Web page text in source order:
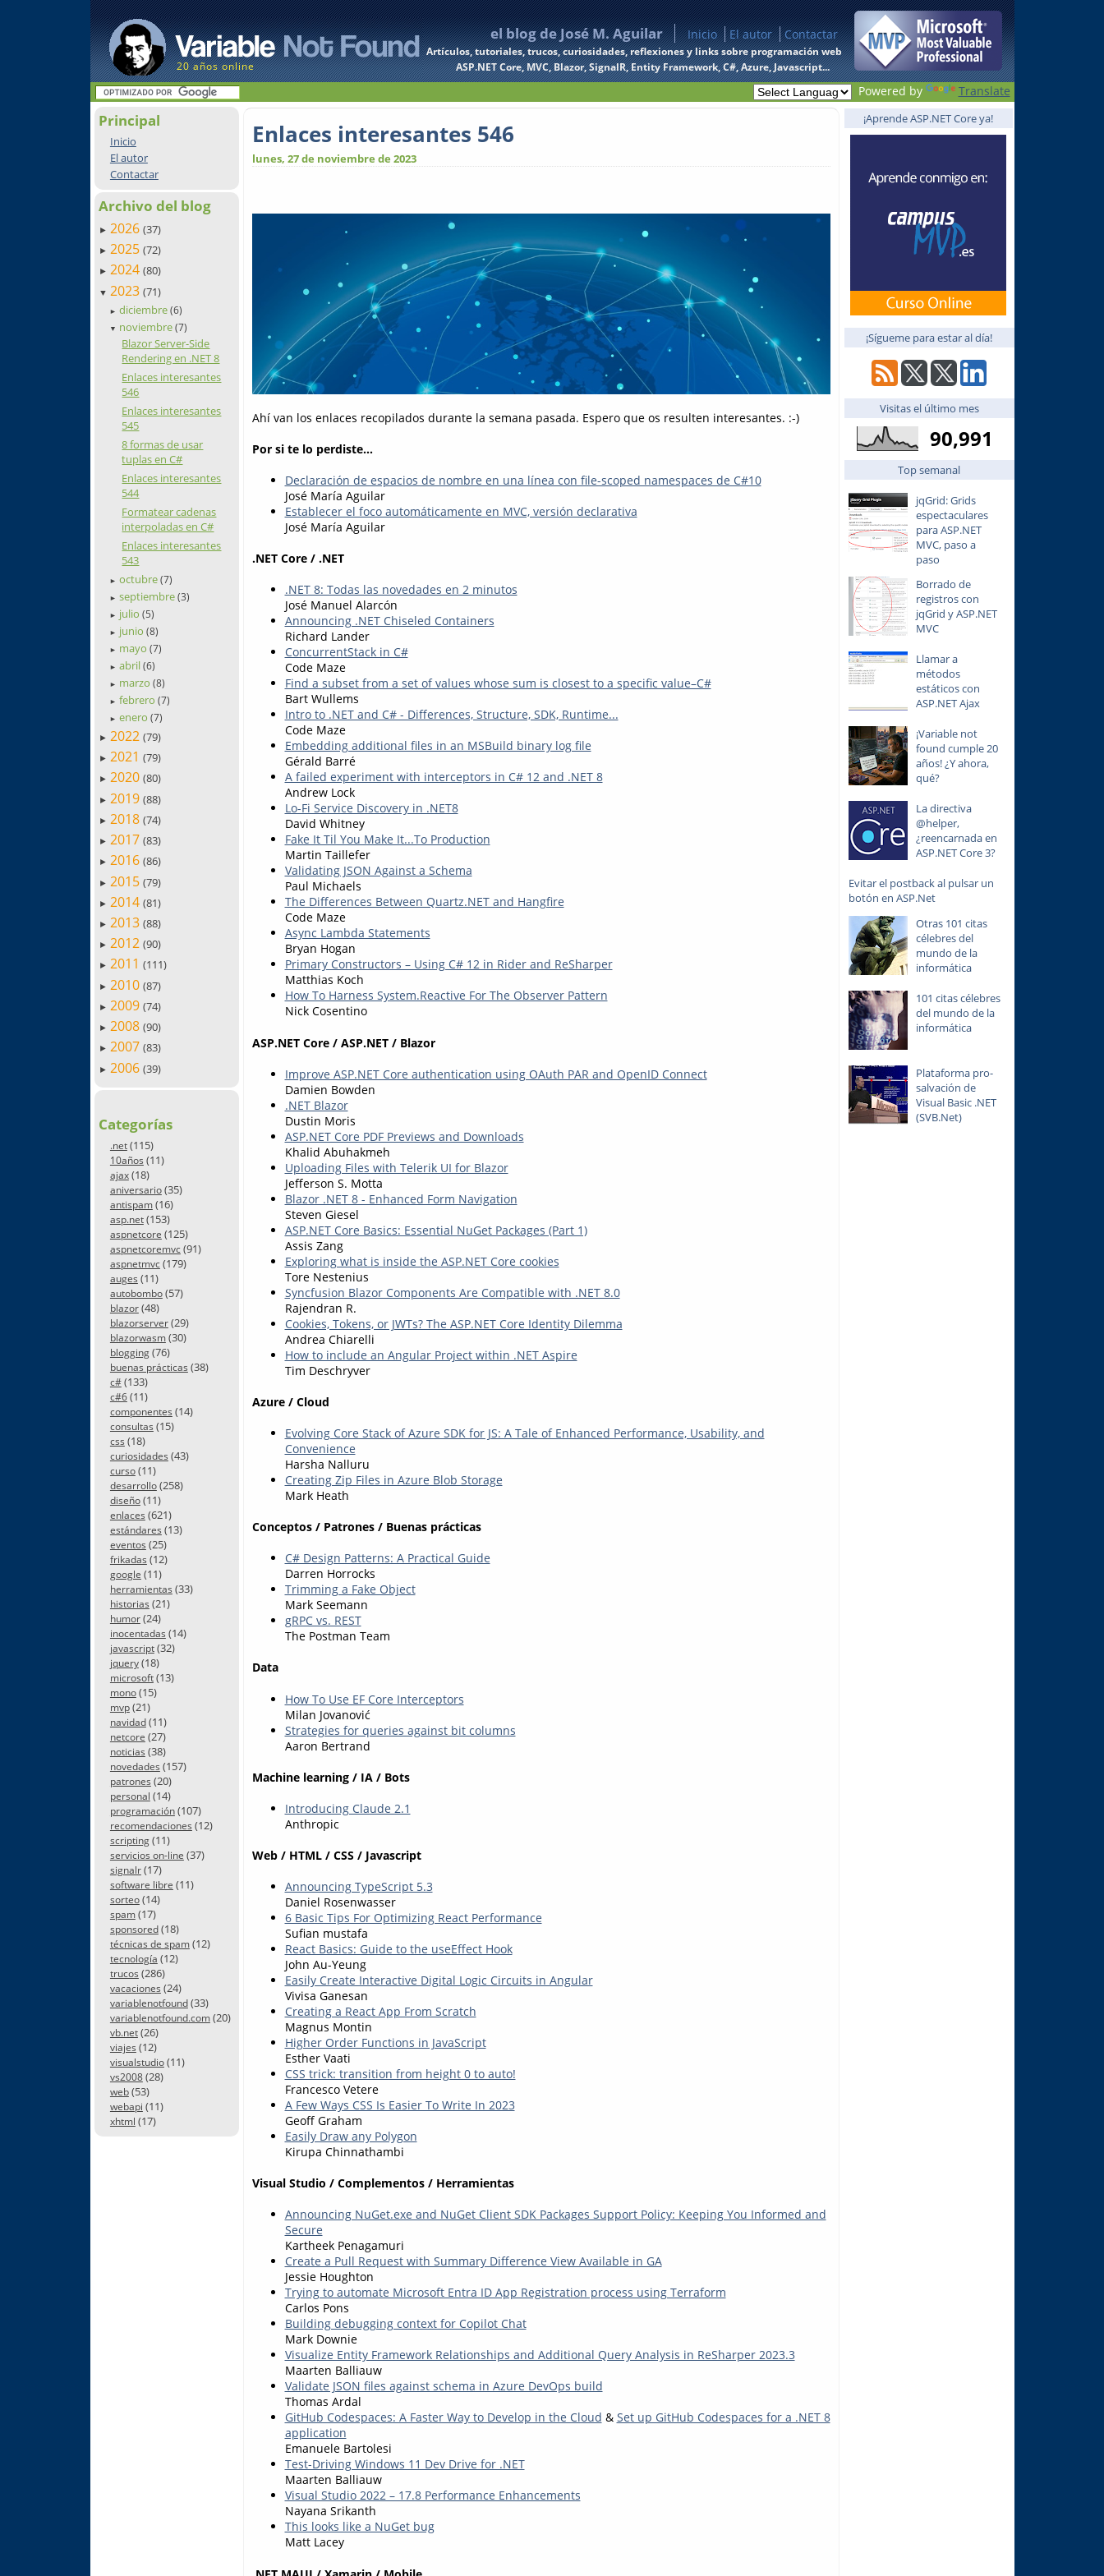
20 años online
el blog de José M. Aguilar Inicio El autor Contactar
Artículos, tutoriales, trucos, curiosidades, reflexiones y links sobre programación web
ASP.NET Core, MVC, Blazor, SignalR, Entity Framework, C#, Azure, Javascript...
Powered by Translate
Principal
Inicio
El autor
Contactar
Archivo del blog
► 2026 (37)
► 2025 (72)
► 2024 (80)
▼ 2023 (71)
► diciembre(6)
▼ noviembre(7)
Blazor Server-Side
Rendering en .NET 8
Enlaces interesantes
546
Enlaces interesantes
545
8 formas de usar
tuplas en C#
Enlaces interesantes
544
Formatear cadenas
interpoladas en C#
Enlaces interesantes
543
► octubre(7)
► septiembre(3)
► julio(5)
► junio(8)
► mayo(7)
► abril(6)
► marzo(8)
► febrero(7)
► enero(7)
► 2022 (79)
► 2021 (79)
► 2020 (80)
► 2019 (88)
► 2018 (74)
► 2017 (83)
► 2016 (86)
► 2015 (79)
► 2014 (81)
► 2013 (88)
► 2012 (90)
► 2011 (111)
► 2010 (87)
► 2009 (74)
► 2008 (90)
► 2007 (83)
► 2006 (39)
Categorías
.net(115)
10años (11)
ajax(18)
aniversario(35)
antispam(16)
asp.net(153)
aspnetcore (125)
aspnetcoremvc(91)
aspnetmvc(179)
auges (11)
autobombo(57)
blazor(48)
blazorserver(29)
blazorwasm(30)
blogging(76)
buenas prácticas (38)
c#(133)
c#6(11)
componentes (14)
consultas (15)
css (18)
curiosidades (43)
curso(11)
desarrollo(258)
diseño(11)
enlaces (621)
estándares (13)
eventos (25)
frikadas (12)
google (11)
herramientas (33)
historias (21)
humor(24)
inocentadas (14)
javascript(32)
jquery(18)
microsoft(13)
mono(15)
mvp(21)
navidad(11)
netcore (27)
noticias (38)
novedades (157)
patrones (20)
personal (14)
programación(107)
recomendaciones (12)
scripting(11)
servicios on-line (37)
signalr(17)
software libre (11)
sorteo(14)
spam(17)
sponsored(18)
técnicas de spam(12)
tecnología (12)
trucos (286)
vacaciones (24)
variablenotfound(33)
variablenotfound.com(20)
vb.net(26)
viajes (12)
visualstudio(11)
vs2008(28)
web(53)
webapi (11)
xhtml (17)
Enlaces interesantes 546
lunes, 27 de noviembre de 2023
Ahí van los enlaces recopilados durante la semana pasada. Espero que os resulten interesantes. :-)
Por si te lo perdiste...
Declaración de espacios de nombre en una línea con file-scoped namespaces de C#10
José María Aguilar
Establecer el foco automáticamente en MVC, versión declarativa
José María Aguilar
.NET Core / .NET
.NET 8: Todas las novedades en 2 minutos
José Manuel Alarcón
Announcing .NET Chiseled Containers
Richard Lander
ConcurrentStack in C#
Code Maze
Find a subset from a set of values whose sum is closest to a specific value–C#
Bart Wullems
Intro to .NET and C# - Differences, Structure, SDK, Runtime...
Code Maze
Embedding additional files in an MSBuild binary log file
Gérald Barré
A failed experiment with interceptors in C# 12 and .NET 8
Andrew Lock
Lo-Fi Service Discovery in .NET8
David Whitney
Fake It Til You Make It...To Production
Martin Taillefer
Validating JSON Against a Schema
Paul Michaels
The Differences Between Quartz.NET and Hangfire
Code Maze
Async Lambda Statements
Bryan Hogan
Primary Constructors – Using C# 12 in Rider and ReSharper
Matthias Koch
How To Harness System.Reactive For The Observer Pattern
Nick Cosentino
ASP.NET Core / ASP.NET / Blazor
Improve ASP.NET Core authentication using OAuth PAR and OpenID Connect
Damien Bowden
.NET Blazor
Dustin Moris
ASP.NET Core PDF Previews and Downloads
Khalid Abuhakmeh
Uploading Files with Telerik UI for Blazor
Jefferson S. Motta
Blazor .NET 8 - Enhanced Form Navigation
Steven Giesel
ASP.NET Core Basics: Essential NuGet Packages (Part 1)
Assis Zang
Exploring what is inside the ASP.NET Core cookies
Tore Nestenius
Syncfusion Blazor Components Are Compatible with .NET 8.0
Rajendran R.
Cookies, Tokens, or JWTs? The ASP.NET Core Identity Dilemma
Andrea Chiarelli
How to include an Angular Project within .NET Aspire
Tim Deschryver
Azure / Cloud
Evolving Core Stack of Azure SDK for JS: A Tale of Enhanced Performance, Usability, and
Convenience
Harsha Nalluru
Creating Zip Files in Azure Blob Storage
Mark Heath
Conceptos / Patrones / Buenas prácticas
C# Design Patterns: A Practical Guide
Darren Horrocks
Trimming a Fake Object
Mark Seemann
gRPC vs. REST
The Postman Team
Data
How To Use EF Core Interceptors
Milan Jovanović
Strategies for queries against bit columns
Aaron Bertrand
Machine learning / IA / Bots
Introducing Claude 2.1
Anthropic
Web / HTML / CSS / Javascript
Announcing TypeScript 5.3
Daniel Rosenwasser
6 Basic Tips For Optimizing React Performance
Sufian mustafa
React Basics: Guide to the useEffect Hook
John Au-Yeung
Easily Create Interactive Digital Logic Circuits in Angular
Vivisa Ganesan
Creating a React App From Scratch
Magnus Montin
Higher Order Functions in JavaScript
Esther Vaati
CSS trick: transition from height 0 to auto!
Francesco Vetere
A Few Ways CSS Is Easier To Write In 2023
Geoff Graham
Easily Draw any Polygon
Kirupa Chinnathambi
Visual Studio / Complementos / Herramientas
Announcing NuGet.exe and NuGet Client SDK Packages Support Policy: Keeping You Informed and
Secure
Kartheek Penagamuri
Create a Pull Request with Summary Difference View Available in GA
Jessie Houghton
Trying to automate Microsoft Entra ID App Registration process using Terraform
Carlos Pons
Building debugging context for Copilot Chat
Mark Downie
Visualize Entity Framework Relationships and Additional Query Analysis in ReSharper 2023.3
Maarten Balliauw
Validate JSON files against schema in Azure DevOps build
Thomas Ardal
GitHub Codespaces: A Faster Way to Develop in the Cloud & Set up GitHub Codespaces for a .NET 8
application
Emanuele Bartolesi
Test-Driving Windows 11 Dev Drive for .NET
Maarten Balliauw
Visual Studio 2022 – 17.8 Performance Enhancements
Nayana Srikanth
This looks like a NuGet bug
Matt Lacey
¡Aprende ASP.NET Core ya!
¡Sígueme para estar al día!
Visitas el último mes
90,991
Top semanal
jqGrid: Grids
espectaculares
para ASP.NET
MVC, paso a
paso
Borrado de
registros con
jqGrid y ASP.NET
MVC
Llamar a
métodos
estáticos con
ASP.NET Ajax
¡Variable not
found cumple 20
años! ¿Y ahora,
qué?
La directiva
@helper,
¿reencarnada en
ASP.NET Core 3?
Evitar el postback al pulsar un
botón en ASP.Net
Otras 101 citas
célebres del
mundo de la
informática
101 citas célebres
del mundo de la
informática
Plataforma pro-
salvación de
Visual Basic .NET
(SVB.Net)